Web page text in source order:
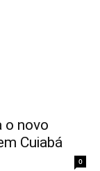
o novo
Cuiabá
0